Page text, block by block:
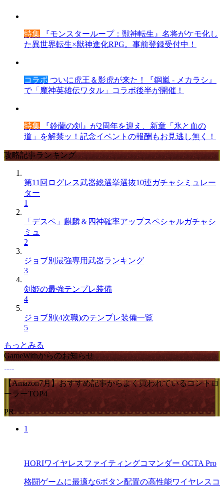
特集 『モンスターループ：獣神転生』名将がケモ化し
た異世界転生×獣神進化RPG。事前登録受付中！
コラボ ついに虎王＆影虎が来た！『鋼嵐 - メカラシ』
で「魔神英雄伝ワタル」コラボ後半が開催！
特集 『鈴蘭の剣』が2周年を迎え、新章「氷と血の
道」を解禁ッ！記念イベントの報酬もお見逃し無く！
攻略記事ランキング
第11回ログレス武器総選挙選抜10連ガチャシミュレー
ター
1
「デスペ」麒麟＆四神確率アップスペシャルガチャシ
ミュ
2
ジョブ別最強専用武器ランキング
3
剣姫の最強テンプレ装備
4
ジョブ別(4次職)のテンプレ装備一覧
5
もっとみる
GameWithからのお知らせ
【Amazon7月】おすすめ記事からよく買われているコントロ
ーラーTOP4
PR
1
HORIワイヤレスファイティングコマンダー OCTA Pro
格闘ゲームに最適な6ボタン配置の高性能ワイヤレスコ